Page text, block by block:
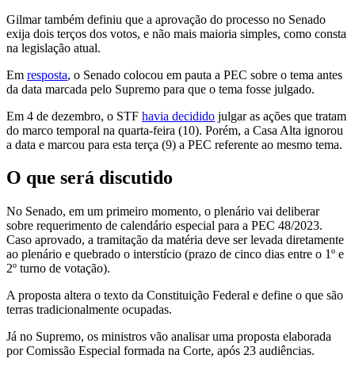
Gilmar também definiu que a aprovação do processo no Senado
exija dois terços dos votos, e não mais maioria simples, como consta
na legislação atual.
Em resposta, o Senado colocou em pauta a PEC sobre o tema antes
da data marcada pelo Supremo para que o tema fosse julgado.
Em 4 de dezembro, o STF havia decidido julgar as ações que tratam
do marco temporal na quarta-feira (10). Porém, a Casa Alta ignorou
a data e marcou para esta terça (9) a PEC referente ao mesmo tema.
O que será discutido
No Senado, em um primeiro momento, o plenário vai deliberar
sobre requerimento de calendário especial para a PEC 48/2023.
Caso aprovado, a tramitação da matéria deve ser levada diretamente
ao plenário e quebrado o interstício (prazo de cinco dias entre o 1º e
2º turno de votação).
A proposta altera o texto da Constituição Federal e define o que são
terras tradicionalmente ocupadas.
Já no Supremo, os ministros vão analisar uma proposta elaborada
por Comissão Especial formada na Corte, após 23 audiências.